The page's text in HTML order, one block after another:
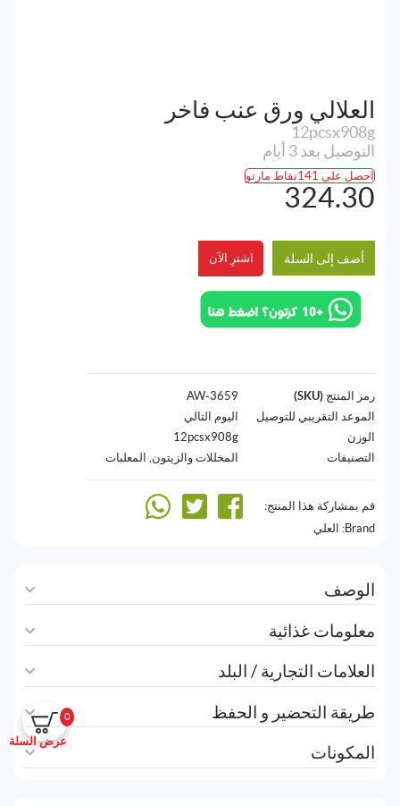
0
عرض السلة
العلالي ورق عنب فاخر
12pcsx908g
التوصيل بعد 3 أيام
احصل على 141نقاط مارتو
324.30
أضف إلى السلة اشترِ الآن
رمز المنتج (SKU)
3659-AW
الموعد التقريبي للتوصيل
اليوم التالي
الوزن
12pcsx908g
التصنيفات
المخللات والزيتون, المعلبات
قم بمشاركة هذا المنتج:
Brand:
العلي
الوصف
معلومات غذائية
العلامات التجارية / البلد
طريقة التحضير و الحفظ
المكونات